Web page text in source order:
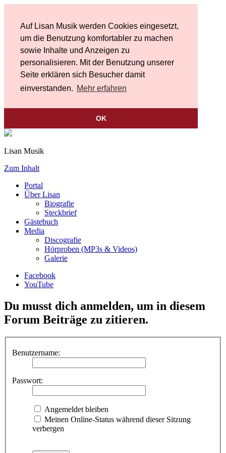
Auf Lisan Musik werden Cookies eingesetzt,
um die Benutzung komfortabler zu machen
sowie Inhalte und Anzeigen zu
personalisieren. Mit der Benutzung unserer
Seite erklären sich Besucher damit
einverstanden. Mehr erfahren
OK
Lisan Musik
Zum Inhalt
Portal
Über Lisan
Biografie
Steckbrief
Gästebuch
Media
Discografie
Hörproben (MP3s & Videos)
Galerie
Facebook
YouTube
Du musst dich anmelden, um in diesem
Forum Beiträge zu zitieren.
Benutzername:
Passwort:
Angemeldet bleiben
Meinen Online-Status während dieser Sitzung
verbergen